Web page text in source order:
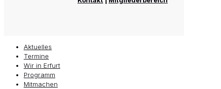
Aktuelles
Termine
Wir in Erfurt
Programm
Mitmachen